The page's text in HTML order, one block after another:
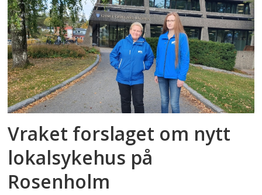
Vraket forslaget om nytt
lokalsykehus på
Rosenholm